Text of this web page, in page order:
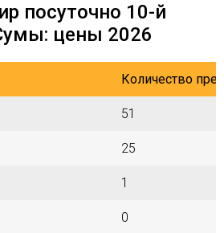
посуточно 10-й
цены 2026
Количество
51
25
1
0